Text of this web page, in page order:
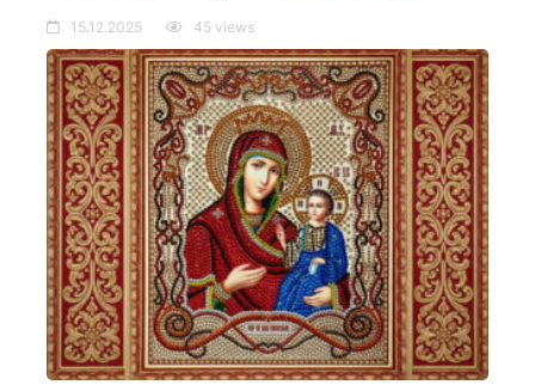
15.12.2025 45 views